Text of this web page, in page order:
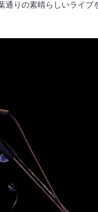
りの素晴らしいライブ